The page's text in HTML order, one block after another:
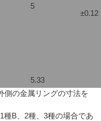
5
±0.12
5.33
の金属リングの寸法を
B、2種、3種の場合であ